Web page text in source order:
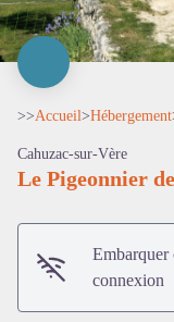
>>Accueil>Hébergement
Cahuzac-sur-Vère
Le Pigeonnier
Embarquer
connexion